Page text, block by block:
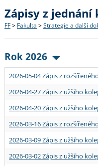
Struktura a historie
Strategie a další
Podpora a benefity pro
Absolventi fakulty
Co studovat a jak se
Učitelské studijní
Informace k průběhu
Bakalářské a magisterské
Doktorské studium
Rigorózní řízení
O vědě a výzkumu na FF
Akademické kvalifikace
Granty a projekty
Aktuální nabídky a
Vyjíždějící studenti
Přijíždějící studenti
Vyjíždějící zaměstnanci
Zápisy z jednání
FF > Fakulta > Strategie a další
Rok 2026
2026-05-04 Zápis z
2026-04-27 Zápis z užšího
2026-04-20 Zápis z užšího
2026-03-16 Zápis z
2026-03-09 Zápis z užšího
2026-03-02 Zápis z užšího